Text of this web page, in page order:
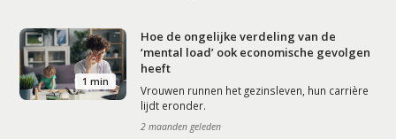
1 min
Hoe de ongelijke verdeling van de
‘mental load’ ook economische gevolgen
heeft
Vrouwen runnen het gezinsleven, hun carrière
lijdt eronder.
2 maanden geleden